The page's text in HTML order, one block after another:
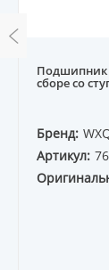
Подшипник
сборе со
Бренд:
Артикул: